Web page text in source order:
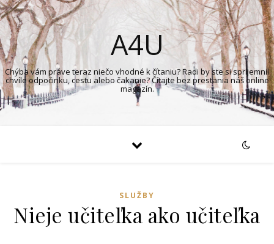
A4U
Chýba vám práve teraz niečo vhodné k čítaniu? Radi by ste si spríjemnil
chvíle odpočinku, cestu alebo čakanie? Čítajte bez prestania náš online
magazín.
SLUŽBY
Nieje učiteľka ako učiteľka